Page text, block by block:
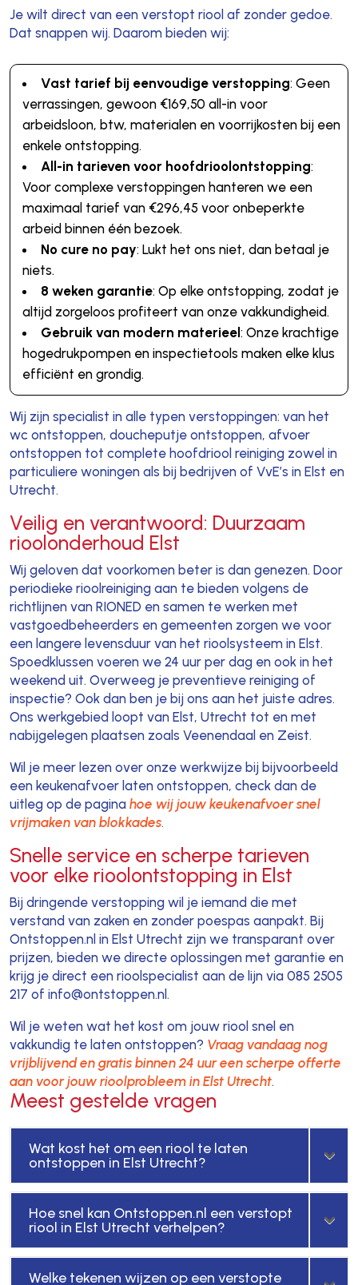
Je wilt direct van een verstopt riool af zonder gedoe.
Dat snappen wij. Daarom bieden wij:
Vast tarief bij eenvoudige verstopping: Geen
verrassingen, gewoon €169,50 all-in voor
arbeidsloon, btw, materialen en voorrijkosten bij een
enkele ontstopping.
All-in tarieven voor hoofdrioolontstopping:
Voor complexe verstoppingen hanteren we een
maximaal tarief van €296,45 voor onbeperkte
arbeid binnen één bezoek.
No cure no pay: Lukt het ons niet, dan betaal je
niets.
8 weken garantie: Op elke ontstopping, zodat je
altijd zorgeloos profiteert van onze vakkundigheid.
Gebruik van modern materieel: Onze krachtige
hogedrukpompen en inspectietools maken elke klus
efficiënt en grondig.
Wij zijn specialist in alle typen verstoppingen: van het
wc ontstoppen, doucheputje ontstoppen, afvoer
ontstoppen tot complete hoofdriool reiniging zowel in
particuliere woningen als bij bedrijven of VvE’s in Elst en
Utrecht.
Veilig en verantwoord: Duurzaam
rioolonderhoud Elst
Wij geloven dat voorkomen beter is dan genezen. Door
periodieke rioolreiniging aan te bieden volgens de
richtlijnen van RIONED en samen te werken met
vastgoedbeheerders en gemeenten zorgen we voor
een langere levensduur van het rioolsysteem in Elst.
Spoedklussen voeren we 24 uur per dag en ook in het
weekend uit. Overweeg je preventieve reiniging of
inspectie? Ook dan ben je bij ons aan het juiste adres.
Ons werkgebied loopt van Elst, Utrecht tot en met
nabijgelegen plaatsen zoals Veenendaal en Zeist.
Wil je meer lezen over onze werkwijze bij bijvoorbeeld
een keukenafvoer laten ontstoppen, check dan de
uitleg op de pagina hoe wij jouw keukenafvoer snel
vrijmaken van blokkades.
Snelle service en scherpe tarieven
voor elke rioolontstopping in Elst
Bij dringende verstopping wil je iemand die met
verstand van zaken en zonder poespas aanpakt. Bij
Ontstoppen.nl in Elst Utrecht zijn we transparant over
prijzen, bieden we directe oplossingen met garantie en
krijg je direct een rioolspecialist aan de lijn via 085 2505
217 of info@ontstoppen.nl.
Wil je weten wat het kost om jouw riool snel en
vakkundig te laten ontstoppen? Vraag vandaag nog
vrijblijvend en gratis binnen 24 uur een scherpe offerte
aan voor jouw rioolprobleem in Elst Utrecht.
Meest gestelde vragen
Wat kost het om een riool te laten
ontstoppen in Elst Utrecht?
Hoe snel kan Ontstoppen.nl een verstopt
riool in Elst Utrecht verhelpen?
Welke tekenen wijzen op een verstopte